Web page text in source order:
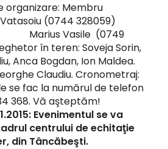
organizare: Membru
(0744 328059)
Vasile (0749
în teren: Soveja Sorin,
Anca Bogdan, Ion Maldea.
Claudiu. Cronometraj:
se fac la numărul de telefon
368. Vă aşteptăm!
Evenimentul se va
centrului de echitaţie
din Tâncăbeşti.